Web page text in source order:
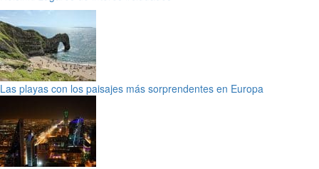
Las playas con los paisajes más sorprendentes en Europa